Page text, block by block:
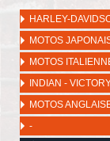
HARLEY-
MOTOS
MOTOS
INDIAN -
MOTOS
-